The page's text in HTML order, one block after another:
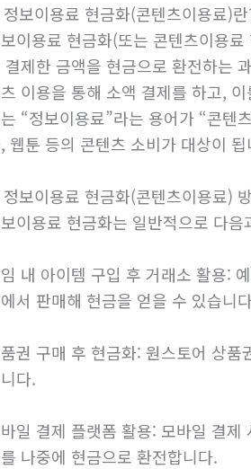
정보이용료 현금화(콘텐츠이용료)
이용료 현금화(또는 콘텐츠이용
결제한 금액을 현금으로 환전하는
이용을 통해 소액 결제를 하고,
“정보이용료”라는 용어가 “콘텐
웹툰 등의 콘텐츠 소비가 대상이 됩
보이용료 현금화(콘텐츠이용료)
이용료 현금화는 일반적으로 다
내 아이템 구입 후 거래소 활용:
서 판매해 현금을 얻을 수 있습니
권 구매 후 현금화: 원스토어 상
다.
일 결제 플랫폼 활용: 모바일 결
나중에 현금으로 환전합니다.